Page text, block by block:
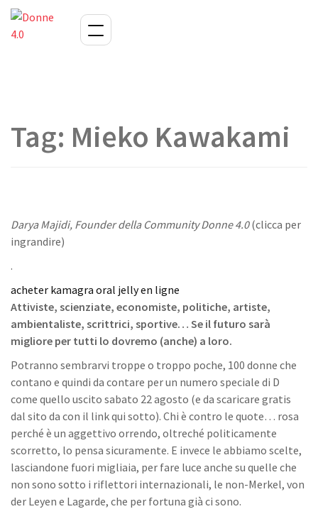
Tag: Mieko Kawakami
Darya Majidi, Founder della Community Donne 4.0(clicca per
ingrandire)
.
acheter kamagra oral jelly en ligne
Attiviste, scienziate, economiste, politiche, artiste,
ambientaliste, scrittrici, sportive… Se il futuro sarà
migliore per tutti lo dovremo (anche) a loro.
Potranno sembrarvi troppe o troppo poche, 100 donne che
contano e quindi da contare per un numero speciale di D
come quello uscito sabato 22 agosto (e da scaricare gratis
dal sito da con il link qui sotto). Chi è contro le quote… rosa
perché è un aggettivo orrendo, oltreché politicamente
scorretto, lo pensa sicuramente. E invece le abbiamo scelte,
lasciandone fuori migliaia, per fare luce anche su quelle che
non sono sotto i riflettori internazionali, le non-Merkel, von
der Leyen e Lagarde, che per fortuna già ci sono.